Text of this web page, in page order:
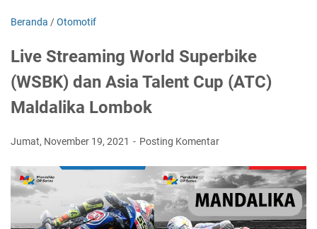
Beranda /Otomotif
Live Streaming World Superbike
(WSBK) dan Asia Talent Cup (ATC)
Maldalika Lombok
Jumat, November 19, 2021 Posting Komentar